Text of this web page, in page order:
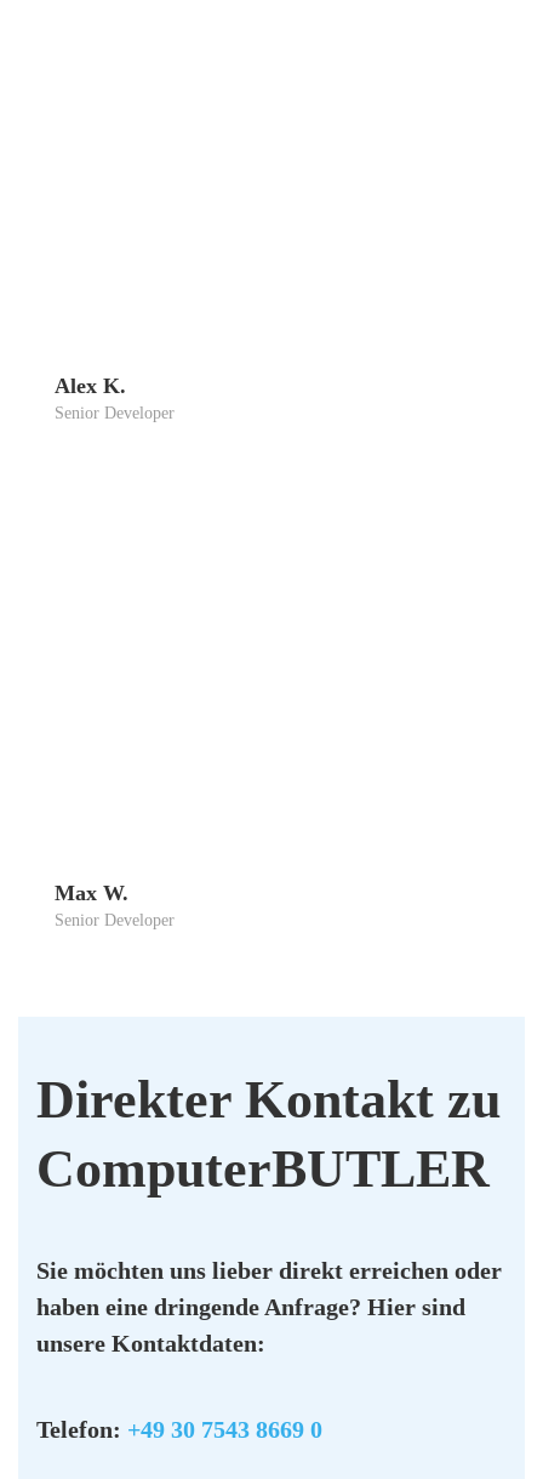
Alex K.
Seni­or Deve­lo­per
Max W.
Seni­or Deve­lo­per
Direk­ter Kon­takt zu
Com­pu­ter­BUT­LER
Sie möch­ten uns lie­ber direkt errei­chen oder
haben eine drin­gen­de Anfra­ge? Hier sind
unse­re Kon­takt­da­ten:
Tele­fon: +49 30 7543 8669 0